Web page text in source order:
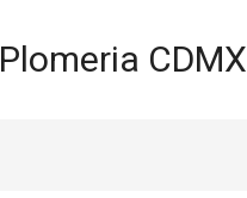
Plomeria CDMX